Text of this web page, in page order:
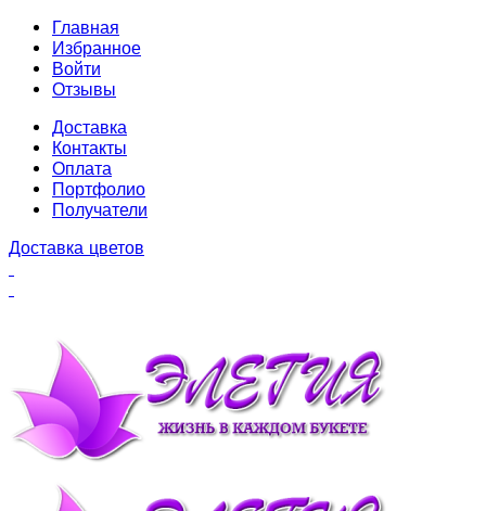
Главная
Избранное
Войти
Отзывы
Доставка
Контакты
Оплата
Портфолио
Получатели
Доставка цветов